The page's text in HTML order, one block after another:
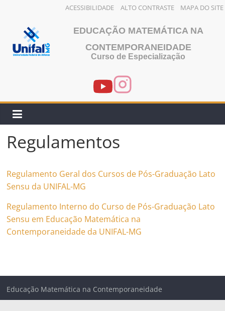
ACESSIBILIDADE ALTO CONTRASTE MAPA DO SITE
conteúdo
EDUCAÇÃO MATEMÁTICA NA
CONTEMPORANEIDADE
Curso de Especialização
Regulamentos
Regulamento Geral dos Cursos de Pós-Graduação Lato
Sensu da UNIFAL-MG
Regulamento Interno do Curso de Pós-Graduação Lato
Sensu em Educação Matemática na
Contemporaneidade da UNIFAL-MG
Educação Matemática na Contemporaneidade